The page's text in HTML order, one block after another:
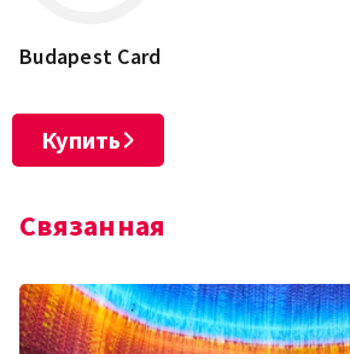
Budapest Card
Купить
Связанная